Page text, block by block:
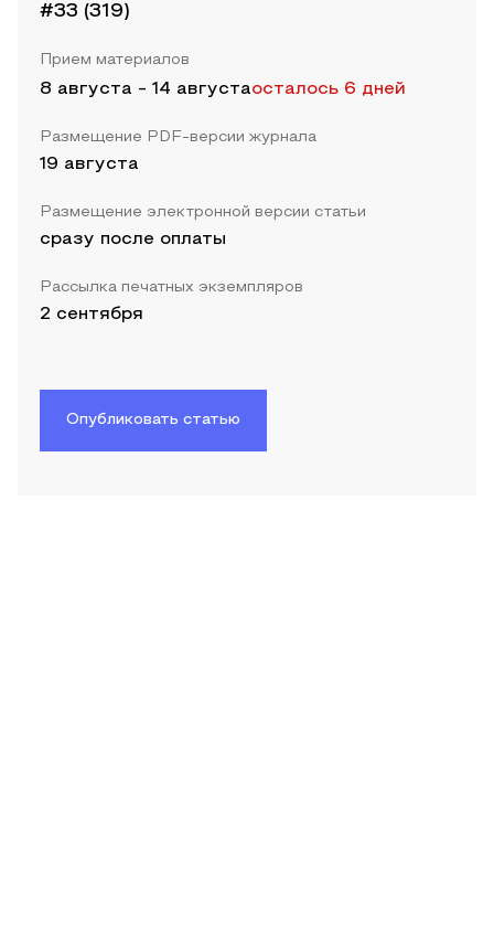
#33 (319)
Прием материалов
8 августа - 14 августаосталось 6 дней
Размещение PDF-версии журнала
19 августа
Размещение электронной версии статьи
сразу после оплаты
Рассылка печатных экземпляров
2 сентября
Опубликовать статью